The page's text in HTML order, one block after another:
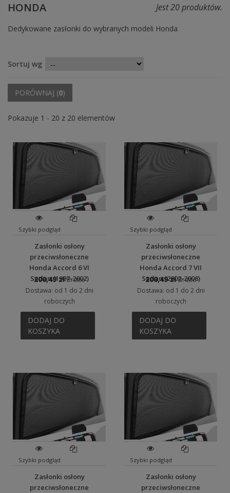
HONDA Jest 20 produktów.
Dedykowane zasłonki do wybranych modeli Honda
Sortuj wg
PORÓWNAJ (0)
Pokazuje 1 - 20 z 20 elementów
Szybki podgląd
Zasłonki osłony
przeciwsłoneczne
Honda Accord 6 VI
Sedan (1997-2002)
200,49 zł Brutto
Dostawa: od 1 do 2 dni
roboczych
DODAJ DO
KOSZYKA
Szybki podgląd
Zasłonki osłony
przeciwsłoneczne
Honda Accord 7 VII
Sedan (2002-2008)
200,49 zł Brutto
Dostawa: od 1 do 2 dni
roboczych
DODAJ DO
KOSZYKA
Szybki podgląd
Zasłonki osłony
przeciwsłoneczne
Szybki podgląd
Zasłonki osłony
przeciwsłoneczne